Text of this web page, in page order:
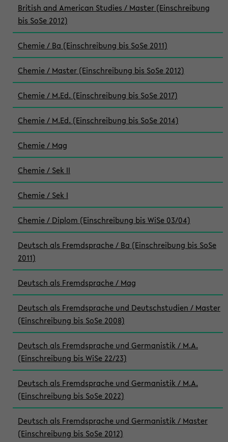
British and American Studies / Master (Einschreibung
bis SoSe 2012)
Chemie / Ba (Einschreibung bis SoSe 2011)
Chemie / Master (Einschreibung bis SoSe 2012)
Chemie / M.Ed. (Einschreibung bis SoSe 2017)
Chemie / M.Ed. (Einschreibung bis SoSe 2014)
Chemie / Mag
Chemie / Sek II
Chemie / Sek I
Chemie / Diplom (Einschreibung bis WiSe 03/04)
Deutsch als Fremdsprache / Ba (Einschreibung bis SoSe
2011)
Deutsch als Fremdsprache / Mag
Deutsch als Fremdsprache und Deutschstudien / Master
(Einschreibung bis SoSe 2008)
Deutsch als Fremdsprache und Germanistik / M.A.
(Einschreibung bis WiSe 22/23)
Deutsch als Fremdsprache und Germanistik / M.A.
(Einschreibung bis SoSe 2022)
Deutsch als Fremdsprache und Germanistik / Master
(Einschreibung bis SoSe 2012)